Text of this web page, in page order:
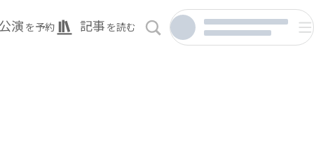
公演 を予約 記事 を読む